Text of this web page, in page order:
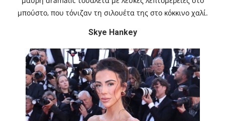
μπούστο, που τόνιζαν τη σιλουέτα της στο κόκκινο χαλί.
Skye Hankey